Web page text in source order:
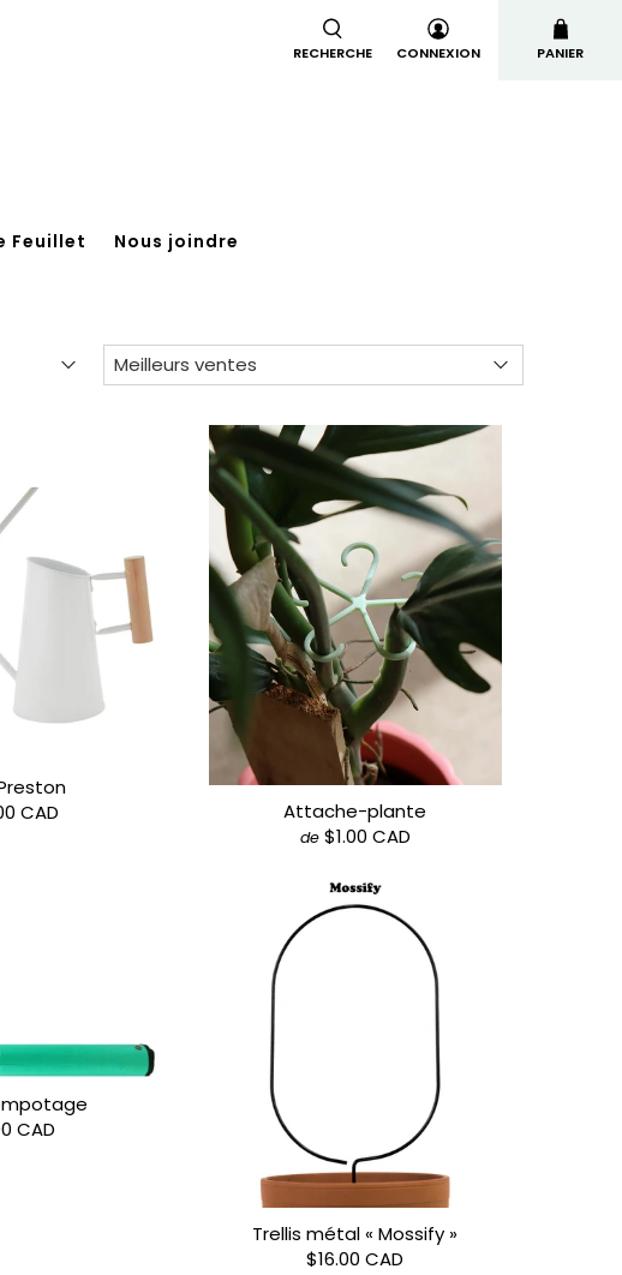
RECHERCHE CONNEXION PANIER
Feuillet Nous joindre
CAD Attache-plante
de $1.00 CAD
CAD
Trellis métal « Mossify »
$16.00 CAD